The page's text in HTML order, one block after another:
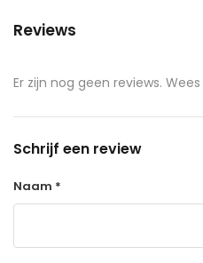
Reviews
Er zijn nog geen reviews.
Schrijf een review
Naam *